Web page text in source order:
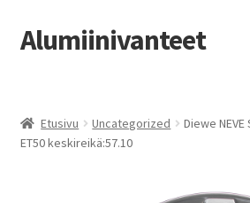
Siirry
navigointiin
Siirry
sisältöön
Alumiinivanteet
Kauppa
Etusivu Uncategorized
Diewe
ET50 keskireikä:57.10